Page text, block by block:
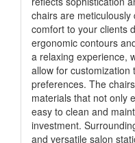
chairs are
comfort to your clients
ergonomic contours
a relaxing experience,
allow for customization
preferences. The
materials that not only
easy to clean and
investment.
and versatile salon